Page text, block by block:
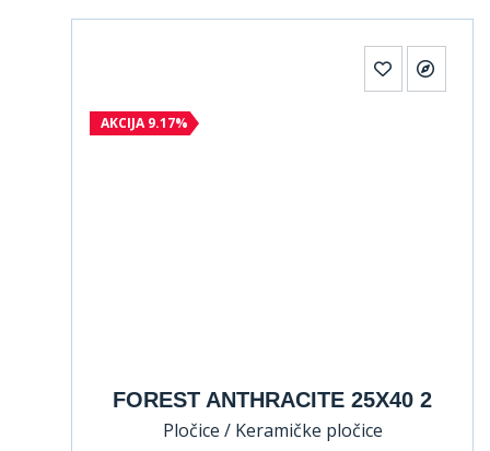
AKCIJA 9.17%
FOREST ANTHRACITE 25X40 2
Pločice / Keramičke pločice